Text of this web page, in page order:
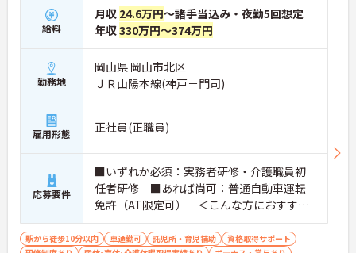
給料
月収 24.6万円～諸手当込み・夜勤5回想定
年収330万円～374万円
勤務地
岡山県 岡山市北区
ＪＲ山陽本線(神戸－門司)
雇用形態 正社員(正職員)
応募要件
■いずれか必須：実務者研修・介護職員初
任者研修 ■あれば尚可：普通自動車運転
免許（AT限定可） ＜こんな方におすすめ
＞ワークライフバランスを大切にしたいと
お考えの方、入居者様それぞれに合わせ
駅から徒歩10分以内 車通勤可 託児所・育児補助
資格取得サポート